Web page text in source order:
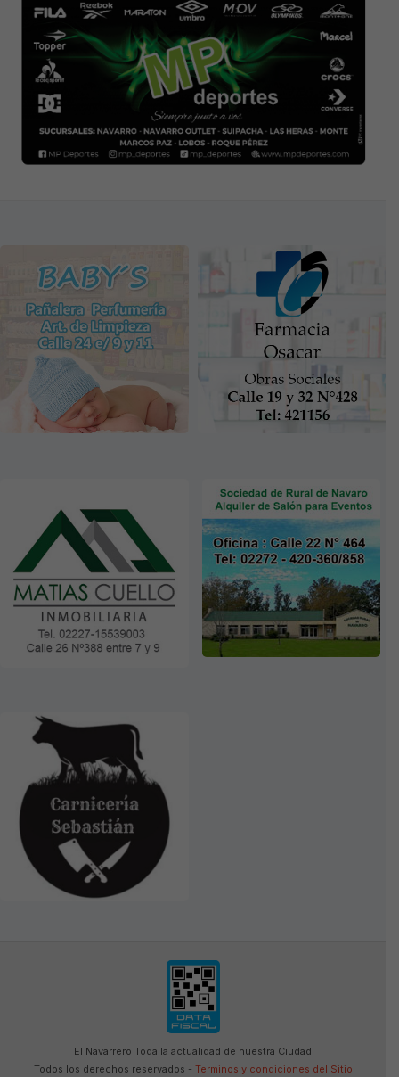
El Navarrero Toda la actualidad de nuestra Ciudad
Todos los derechos reservados - Terminos y condiciones del Sitio